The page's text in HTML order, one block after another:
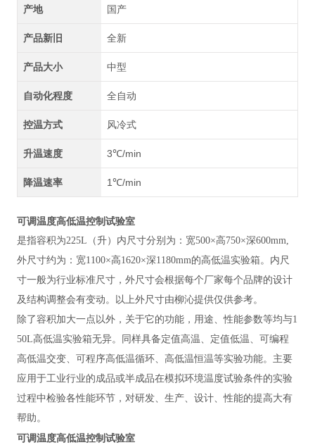
产地 国产
产品新旧 全新
产品大小 中型
自动化程度 全自动
控温方式 风冷式
升温速度 3℃/min
降温速率 1℃/min
可调温度高低温控制试验室
是指容积为225L（升）内尺寸分别为：宽500×高750×深600mm,
外尺寸约为：宽1100×高1620×深1180mm的高低温实验箱。内尺
寸一般为行业标准尺寸，外尺寸会根据每个厂家每个品牌的设计
及结构调整会有变动。以上外尺寸由柳沁提供仅供参考。
除了容积加大一点以外，关于它的功能，用途、性能参数等均与1
50L高低温实验箱无异。同样具备定值高温、定值低温、可编程
高低温交变、可程序高低温循环、高低温恒温等实验功能。主要
应用于工业行业的成品或半成品在模拟环境温度试验条件的实验
过程中检验各性能环节，对研发、生产、设计、性能的提高大有
帮助。
可调温度高低温控制试验室